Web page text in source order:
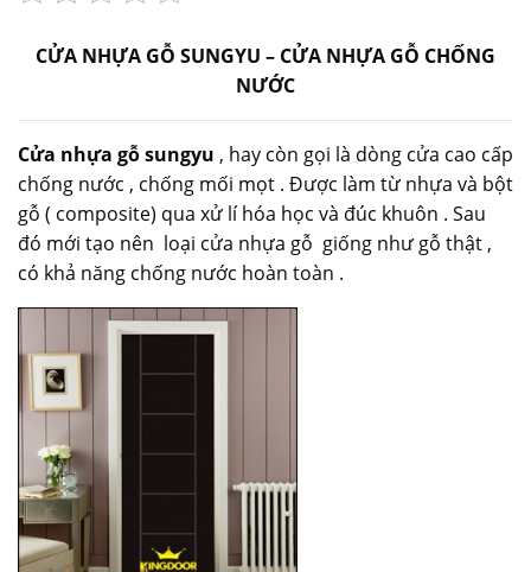
CỬA NHỰA GỖ SUNGYU – CỬA NHỰA GỖ CHỐNG
NƯỚC
Cửa nhựa gỗ sungyu , hay còn gọi là dòng cửa cao cấp
chống nước , chống mối mọt . Được làm từ nhựa và bột
gỗ ( composite) qua xử lí hóa học và đúc khuôn . Sau
đó mới tạo nên loại cửa nhựa gỗ giống như gỗ thật ,
có khả năng chống nước hoàn toàn .